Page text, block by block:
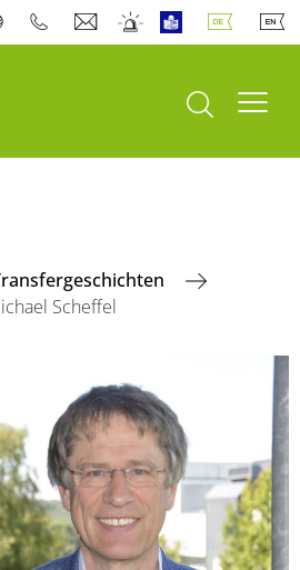
Suche öffnen
Scheffel